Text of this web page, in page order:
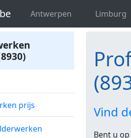
Antwerpen Limburg
offerte.be Professionele
prijs Vind
Bent u